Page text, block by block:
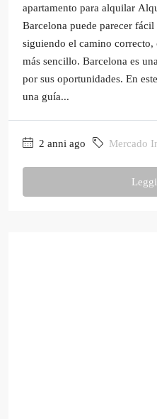
apartamento para alquilar
Barcelona puede parecer
siguiendo el camino
más sencillo. Barcelona es
por sus oportunidades. En
una guía...
2 anni ago Mercado